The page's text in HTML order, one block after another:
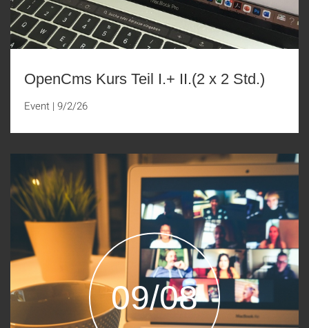
OpenCms Kurs Teil I.+ II.(2 x 2 Std.)
Event | 9/2/26
09/08